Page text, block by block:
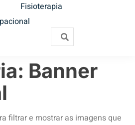
Fisioterapia
Banner
filtrar e mostrar as imagens que